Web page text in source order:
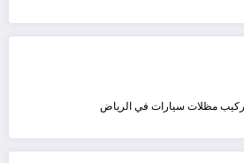
مظلات سيارات في الرياض